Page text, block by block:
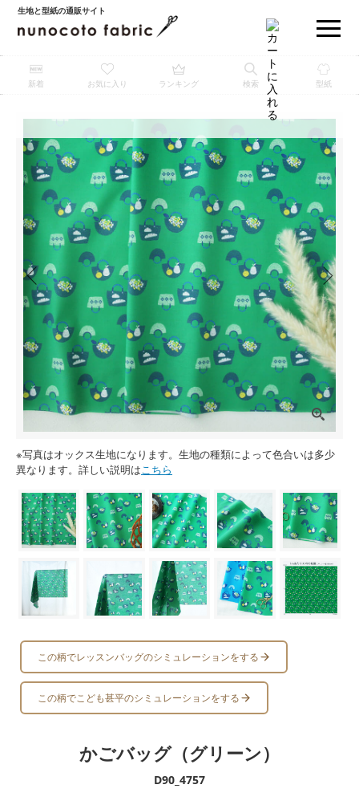
生地と型紙の通販サイト
新着 お気に入り ランキング 検索 型紙
※写真はオックス生地になります。生地の種類によって色合いは多少
異なります。詳しい説明はこちら
この柄でレッスンバッグのシミュレーションをする
この柄でこども甚平のシミュレーションをする
かごバッグ（グリーン）
D90_4757